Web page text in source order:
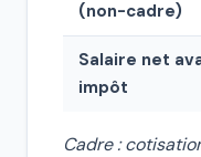
(non-cadre)
Salaire net
impôt
Cadre :